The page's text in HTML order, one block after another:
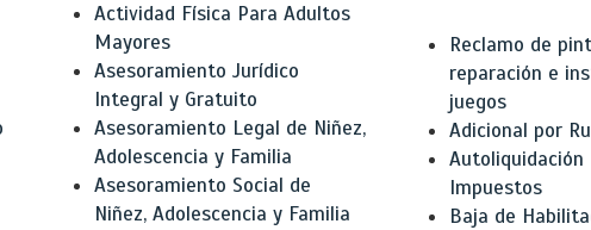
Actividad Física Para Adultos
Mayores
Asesoramiento Jurídico
Integral y Gratuito
Asesoramiento Legal de Niñez,
Adolescencia y Familia
Asesoramiento Social de
Niñez, Adolescencia y Familia
Reclamo de
reparación e
juegos
Adicional por
Autoliquidación
Impuestos
Baja de